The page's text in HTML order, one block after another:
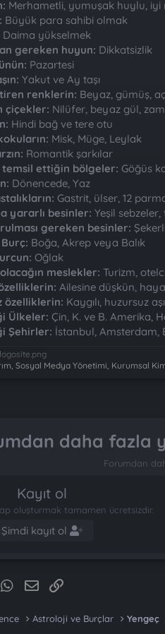
Merhametli, yumuşak huylu,
Büyük para sahibi olmak
Daima yükselmek
gereken huyun: Dikkatsizlik
Pazartesi
Yakut ve Ay taşı
renklerin: Beyaz, gümüş,
çiçekler: Nilüfer, beyaz gül,
Hindi bağ ve tere otu
Misk, Müge, Leylak
Romantik şarkılar
ettiğin bölgeler: Göğüs
Dönencede, Yaz
Gastrit, ülser, 12
yararlı besinler: Yeşil
gereken besinler:
Boğa, Akrep veya Balık
Oğlak
olacağın meslekler: Turizm,
Ailesine düşkün,
özelliklerin: Kaygılı, huzursuz
Ülkeler: Çin, K. ve B. Amerika,
Şehirler: İstanbul, Amsterdam,
Sosyal Medya Yönetimi, Kurumsal
daha fazla
Forumdan
Kayıt ol
oluşturmak tamamen ücretsizdir.
Şimdi kayıt ol
WhatsApp
E-posta
Astroloji ve Burçlar Yengeç